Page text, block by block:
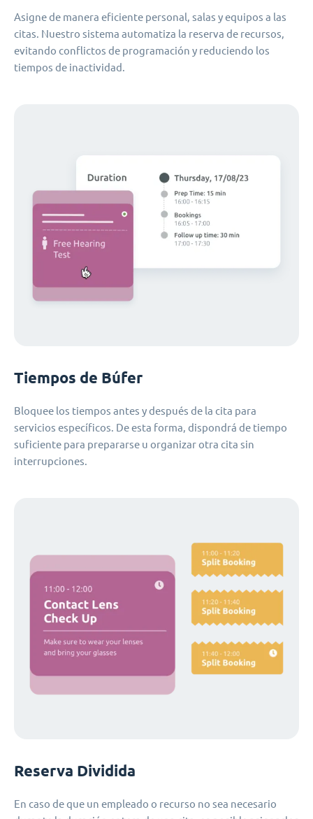
Asigne de manera eficiente personal, salas y equipos a las
citas. Nuestro sistema automatiza la reserva de recursos,
evitando conflictos de programación y reduciendo los
tiempos de inactividad.
Tiempos de Búfer
Bloquee los tiempos antes y después de la cita para
servicios específicos. De esta forma, dispondrá de tiempo
suficiente para prepararse u organizar otra cita sin
interrupciones.
Reserva Dividida
En caso de que un empleado o recurso no sea necesario